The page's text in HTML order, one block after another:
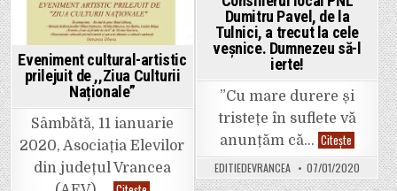
mai
pentru
că
urmează
campania
electorală!
Eveniment cultural-artistic
prilejuit de ,,Ziua Culturii
Naționale”
Sâmbătă, 11 ianuarie
2020, Asociația Elevilor
din județul Vrancea
Dumitru Pavel, de la
Tulnici, a trecut la cele
veșnice. Dumnezeu să-l
ierte!
”Cu mare durere și
tristețe în suflete vă
anunțăm că… Citește
local
PNL
Dumitru
Pavel,
EDITIEDEVRANCEA 07/01/2020